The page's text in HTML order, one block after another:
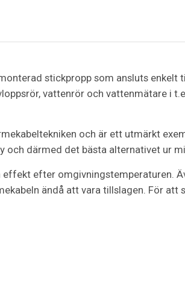
stickpropp som ansluts
vattenrör och vattenmätare i
och är ett utmärkt
och därmed det bästa alternativet ur
effekt efter omgivningstemperaturen.
ändå att vara tillslagen. För att